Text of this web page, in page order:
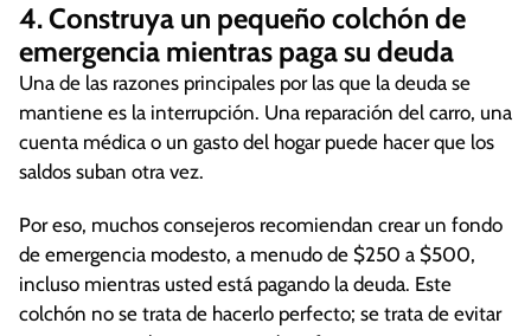
4. Construya un pequeño colchón de
emergencia mientras paga su deuda
Una de las razones principales por las que la deuda se
mantiene es la interrupción. Una reparación del carro, una
cuenta médica o un gasto del hogar puede hacer que los
saldos suban otra vez.
Por eso, muchos consejeros recomiendan crear un fondo
de emergencia modesto, a menudo de $250 a $500,
incluso mientras usted está pagando la deuda. Este
colchón no se trata de hacerlo perfecto; se trata de evitar